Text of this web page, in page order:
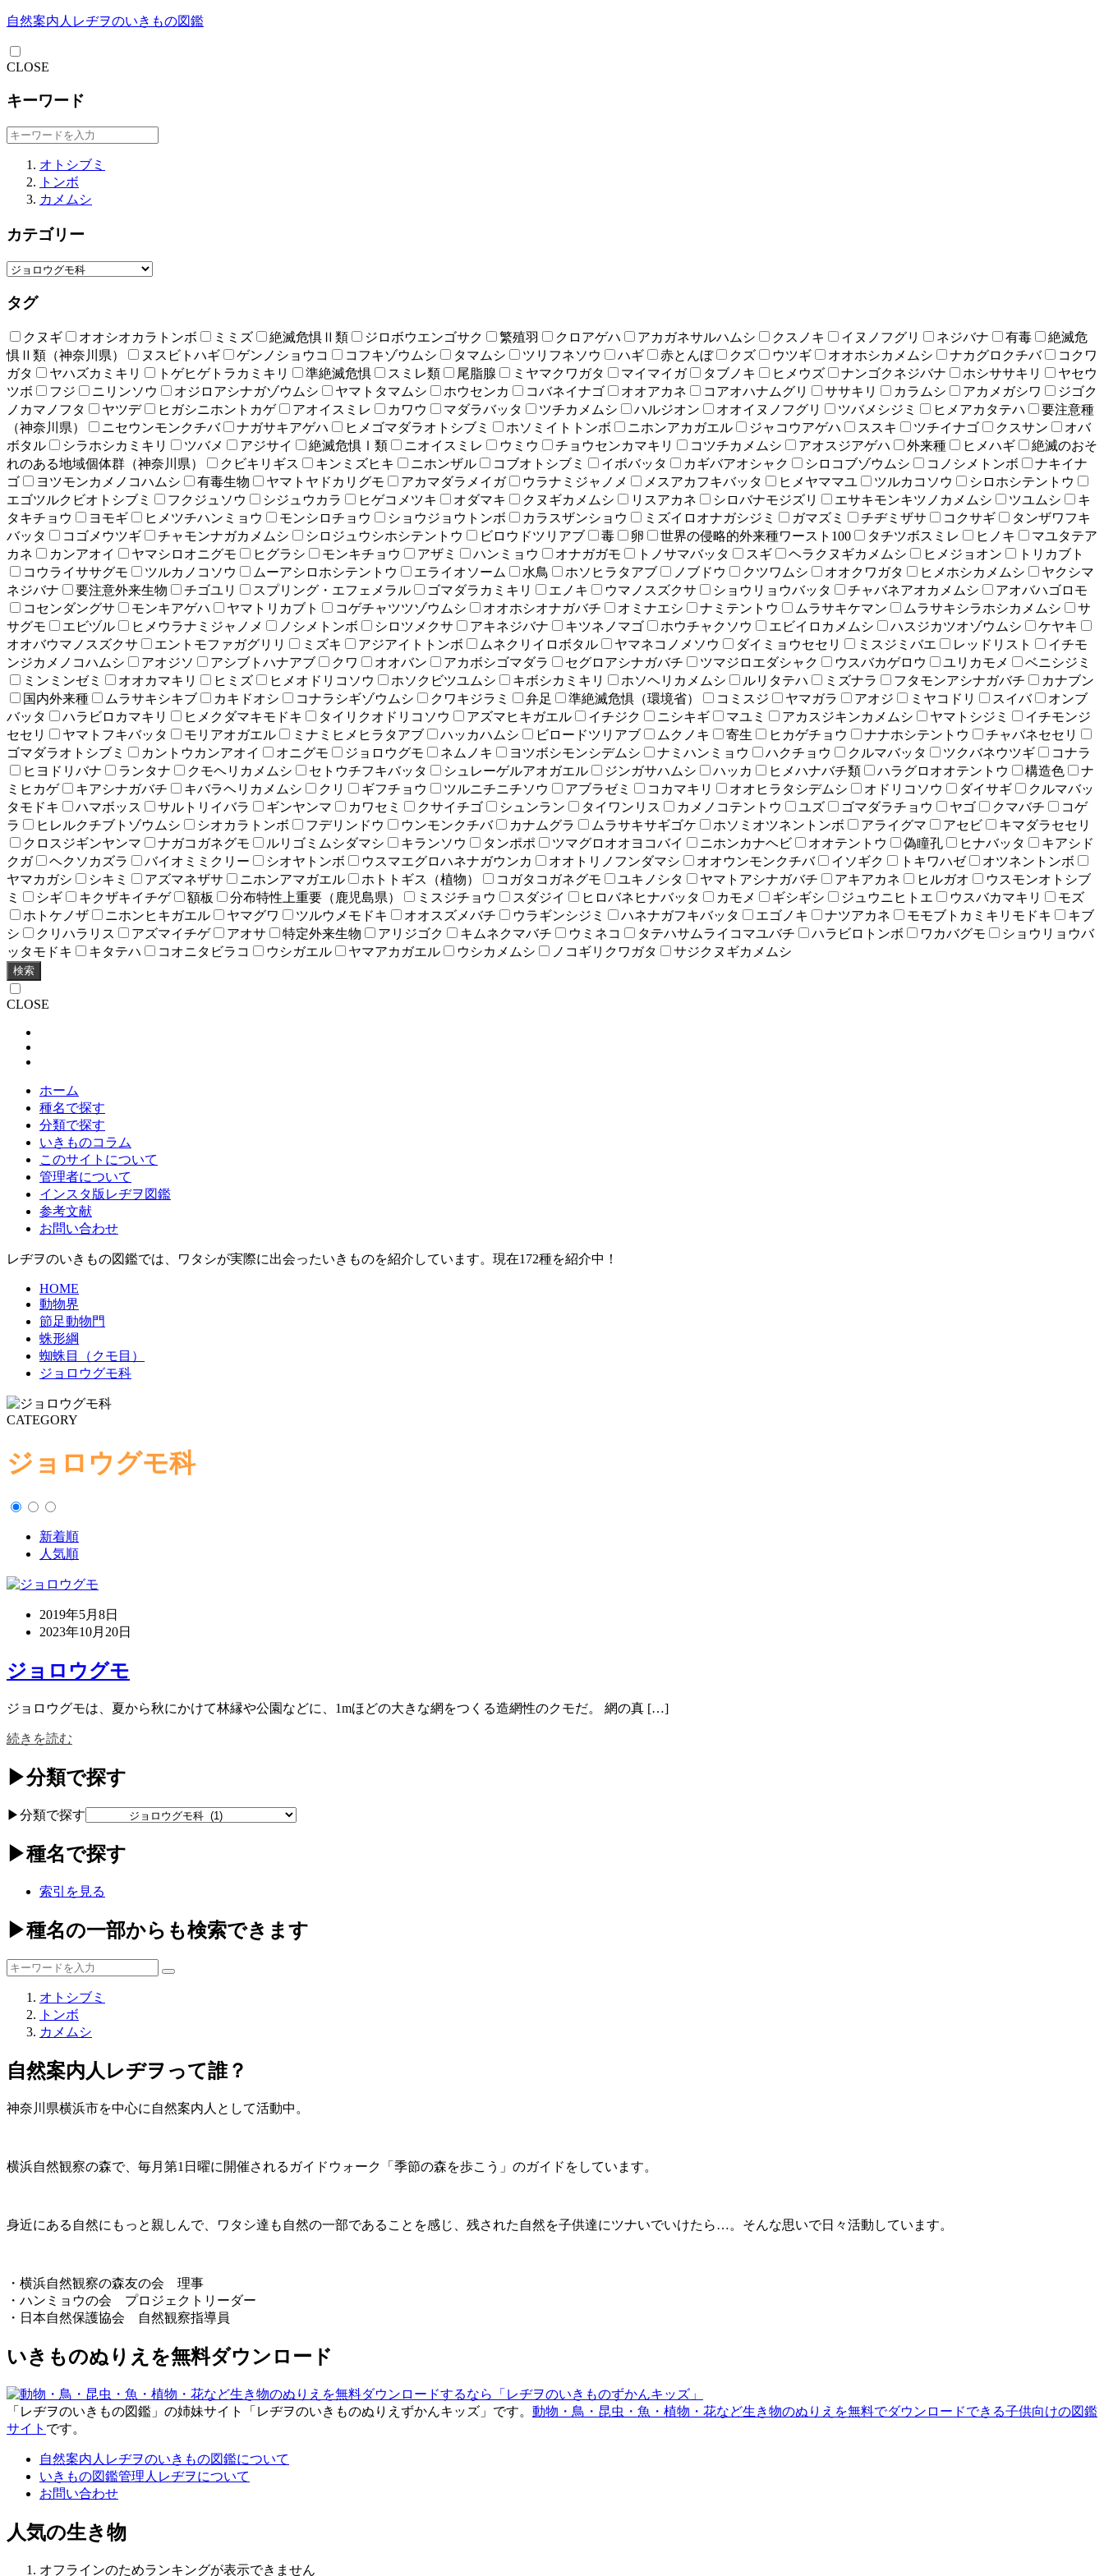
自然案内人レヂヲのいきもの図鑑
CLOSE
キーワード
オトシブミ
トンボ
カメムシ
カテゴリー
タグ
クヌギ オオシオカラトンボ ミミズ 絶滅危惧Ⅱ類 ジロボウエンゴサク 繁殖羽 クロアゲハ アカガネサルハムシ クスノキ イヌノフグリ ネジバナ 有毒
絶滅危
惧Ⅱ類（神奈川県）
ヌスビトハギ ゲンノショウコ コフキゾウムシ タマムシ ツリフネソウ ハギ 赤とんぼ クズ ウツギ オオホシカメムシ ナカグロクチバ
コクワ
ガタ
ヤハズカミキリ トゲヒゲトラカミキリ 準絶滅危惧 スミレ類 尾脂腺 ミヤマクワガタ マイマイガ タブノキ ヒメウズ ナンゴクネジバナ ホシササキリ
ヤセウ
ツボ
フジ ニリンソウ オジロアシナガゾウムシ ヤマトタマムシ ホウセンカ コバネイナゴ オオアカネ コアオハナムグリ ササキリ カラムシ アカメガシワ
ジゴク
ノカマノフタ
ヤツデ ヒガシニホントカゲ アオイスミレ カワウ マダラバッタ ツチカメムシ ハルジオン オオイヌノフグリ ツバメシジミ ヒメアカタテハ
要注意種
（神奈川県）
ニセウンモンクチバ ナガサキアゲハ ヒメゴマダラオトシブミ ホソミイトトンボ ニホンアカガエル ジャコウアゲハ ススキ ツチイナゴ クスサン
オバ
ボタル
シラホシカミキリ ツバメ アジサイ 絶滅危惧Ⅰ類 ニオイスミレ ウミウ チョウセンカマキリ コツチカメムシ アオスジアゲハ 外来種 ヒメハギ
絶滅のおそ
れのある地域個体群（神奈川県）
クビキリギス キンミズヒキ ニホンザル コブオトシブミ イボバッタ カギバアオシャク シロコブゾウムシ コノシメトンボ
ナキイナ
ゴ
ヨツモンカメノコハムシ 有毒生物 ヤマトヤドカリグモ アカマダラメイガ ウラナミジャノメ メスアカフキバッタ ヒメヤママユ ツルカコソウ
シロホシテントウ
エゴツルクビオトシブミ
フクジュソウ シジュウカラ ヒゲコメツキ オダマキ クヌギカメムシ リスアカネ シロバナモジズリ エサキモンキツノカメムシ ツユムシ
キ
タキチョウ
ヨモギ ヒメツチハンミョウ モンシロチョウ ショウジョウトンボ カラスザンショウ ミズイロオナガシジミ ガマズミ チヂミザサ コクサギ
タンザワフキ
バッタ
コゴメウツギ チャモンナガカメムシ シロジュウシホシテントウ ビロウドツリアブ 毒 卵 世界の侵略的外来種ワースト100 タチツボスミレ ヒノキ
マユタテア
カネ
カンアオイ ヤマシロオニグモ ヒグラシ モンキチョウ アザミ ハンミョウ オナガガモ トノサマバッタ スギ ヘラクヌギカメムシ ヒメジョオン
トリカブト
コウライササグモ
ツルカノコソウ ムーアシロホシテントウ エライオソーム 水鳥 ホソヒラタアブ ノブドウ クツワムシ オオクワガタ ヒメホシカメムシ
ヤクシマ
ネジバナ
要注意外来生物 チゴユリ スプリング・エフェメラル ゴマダラカミキリ エノキ ウマノスズクサ ショウリョウバッタ チャバネアオカメムシ
アオバハゴロモ
コセンダングサ
モンキアゲハ ヤマトリカブト コゲチャツツゾウムシ オオホシオナガバチ オミナエシ ナミテントウ ムラサキケマン ムラサキシラホシカメムシ
サ
サグモ
エビヅル ヒメウラナミジャノメ ノシメトンボ シロツメクサ アキネジバナ キツネノマゴ ホウチャクソウ エビイロカメムシ ハスジカツオゾウムシ
ケヤキ
オオバウマノスズクサ
エントモファガグリリ ミズキ アジアイトトンボ ムネクリイロボタル ヤマネコノメソウ ダイミョウセセリ ミスジミバエ レッドリスト
イチモ
ンジカメノコハムシ
アオジソ アシブトハナアブ クワ オオバン アカボシゴマダラ セグロアシナガバチ ツマジロエダシャク ウスバカゲロウ ユリカモメ
ベニシジミ
ミンミンゼミ
オオカマキリ ヒミズ ヒメオドリコソウ ホソクビツユムシ キボシカミキリ ホソヘリカメムシ ルリタテハ ミズナラ フタモンアシナガバチ
カナブン
国内外来種
ムラサキシキブ カキドオシ コナラシギゾウムシ クワキジラミ 弁足 準絶滅危惧（環境省） コミスジ ヤマガラ アオジ ミヤコドリ スイバ
オンブ
バッタ
ハラビロカマキリ ヒメクダマキモドキ タイリクオドリコソウ アズマヒキガエル イチジク ニシキギ マユミ アカスジキンカメムシ ヤマトシジミ
イチモンジ
セセリ
ヤマトフキバッタ モリアオガエル ミナミヒメヒラタアブ ハッカハムシ ビロードツリアブ ムクノキ 寄生 ヒカゲチョウ ナナホシテントウ
チャバネセセリ
ゴマダラオトシブミ
カントウカンアオイ オニグモ ジョロウグモ ネムノキ ヨツボシモンシデムシ ナミハンミョウ ハクチョウ クルマバッタ ツクバネウツギ
コナラ
ヒヨドリバナ
ランタナ クモヘリカメムシ セトウチフキバッタ シュレーゲルアオガエル ジンガサハムシ ハッカ ヒメハナバチ類 ハラグロオオテントウ 構造色
ナ
ミヒカゲ
キアシナガバチ キバラヘリカメムシ クリ ギフチョウ ツルニチニチソウ アブラゼミ コカマキリ オオヒラタシデムシ オドリコソウ ダイサギ
クルマバッ
タモドキ
ハマボッス サルトリイバラ ギンヤンマ カワセミ クサイチゴ シュンラン タイワンリス カメノコテントウ ユズ ゴマダラチョウ ヤゴ クマバチ
コゲ
ラ
ヒレルクチブトゾウムシ シオカラトンボ フデリンドウ ウンモンクチバ カナムグラ ムラサキサギゴケ ホソミオツネントンボ アライグマ アセビ
キマダラセセリ
クロスジギンヤンマ
ナガコガネグモ ルリゴミムシダマシ キランソウ タンポポ ツマグロオオヨコバイ ニホンカナヘビ オオテントウ 偽瞳孔 ヒナバッタ
キアシド
クガ
ヘクソカズラ バイオミミクリー シオヤトンボ ウスマエグロハネナガウンカ オオトリノフンダマシ オオウンモンクチバ イソギク トキワハゼ
オツネントンボ
ヤマカガシ
シキミ アズマネザサ ニホンアマガエル ホトトギス（植物） コガタコガネグモ ユキノシタ ヤマトアシナガバチ アキアカネ ヒルガオ
ウスモンオトシブ
ミ
シギ キクザキイチゲ 額板 分布特性上重要（鹿児島県） ミスジチョウ スダジイ ヒロバネヒナバッタ カモメ ギシギシ ジュウニヒトエ ウスバカマキリ
モズ
ホトケノザ
ニホンヒキガエル ヤマグワ ツルウメモドキ オオスズメバチ ウラギンシジミ ハネナガフキバッタ エゴノキ ナツアカネ モモブトカミキリモドキ
キブ
シ
クリハラリス アズマイチゲ アオサ 特定外来生物 アリジゴク キムネクマバチ ウミネコ タテハサムライコマユバチ ハラビロトンボ ワカバグモ
ショウリョウバ
ッタモドキ
キタテハ コオニタビラコ ウシガエル ヤマアカガエル ウシカメムシ ノコギリクワガタ サジクヌギカメムシ
検索
CLOSE
ホーム
種名で探す
分類で探す
いきものコラム
このサイトについて
管理者について
インスタ版レヂヲ図鑑
参考文献
お問い合わせ
レヂヲのいきもの図鑑では、ワタシが実際に出会ったいきものを紹介しています。現在172種を紹介中！
HOME
動物界
節足動物門
蛛形綱
蜘蛛目（クモ目）
ジョロウグモ科
CATEGORY
ジョロウグモ科
新着順
人気順
2019年5月8日
2023年10月20日
ジョロウグモ
ジョロウグモは、夏から秋にかけて林縁や公園などに、1mほどの大きな網をつくる造網性のクモだ。 網の真 […]
続きを読む
▶分類で探す
▶分類で探す
▶種名で探す
索引を見る
▶種名の一部からも検索できます
オトシブミ
トンボ
カメムシ
自然案内人レヂヲって誰？
神奈川県横浜市を中心に自然案内人として活動中。
横浜自然観察の森で、毎月第1日曜に開催されるガイドウォーク「季節の森を歩こう」のガイドをしています。
身近にある自然にもっと親しんで、ワタシ達も自然の一部であることを感じ、残された自然を子供達にツナいでいけたら…。そんな思いで日々活動しています。
・横浜自然観察の森友の会 理事
・ハンミョウの会 プロジェクトリーダー
・日本自然保護協会 自然観察指導員
いきものぬりえを無料ダウンロード
「レヂヲのいきもの図鑑」の姉妹サイト「レヂヲのいきものぬりえずかんキッズ」です。 動物・鳥・昆虫・魚・植物・花など生き物のぬりえを無料でダウンロードできる子供向けの図鑑
サイト です。
自然案内人レヂヲのいきもの図鑑について
いきもの図鑑管理人レヂヲについて
お問い合わせ
人気の生き物
オフラインのためランキングが表示できません